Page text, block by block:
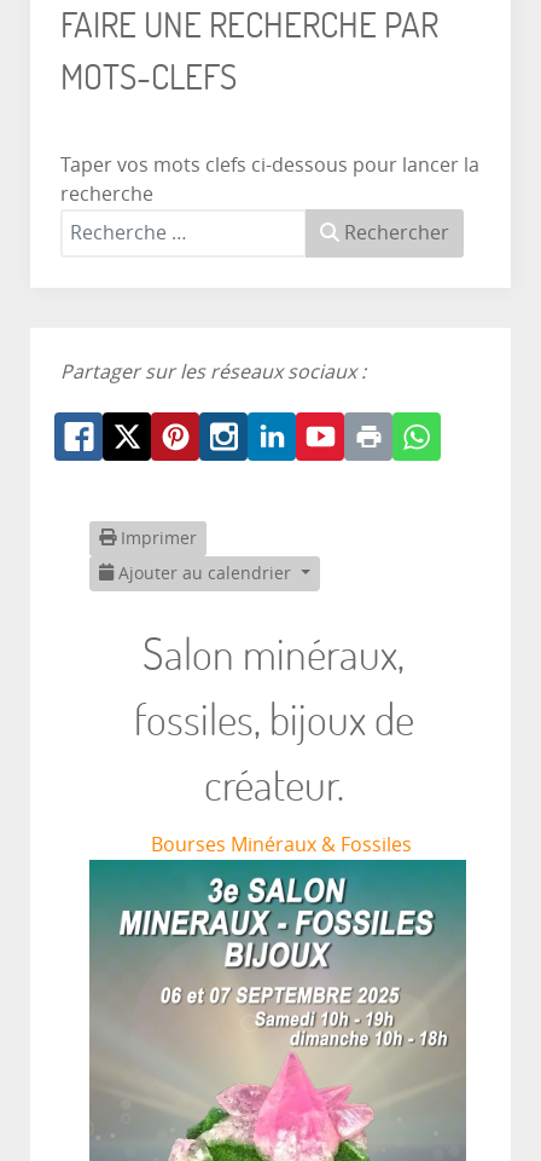
FAIRE UNE RECHERCHE PAR
MOTS-CLEFS
Taper vos mots clefs ci-dessous pour lancer la
recherche
Rechercher
Partager sur les réseaux sociaux :
Imprimer
Ajouter au calendrier
Salon minéraux,
fossiles, bijoux de
créateur.
Bourses Minéraux & Fossiles